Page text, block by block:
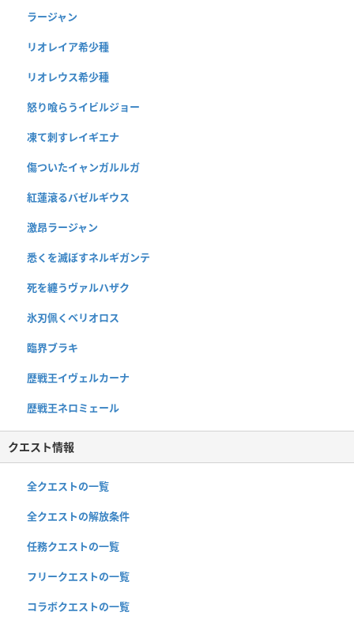
ラージャン
リオレイア希少種
リオレウス希少種
怒り喰らうイビルジョー
凍て刺すレイギエナ
傷ついたイャンガルルガ
紅蓮滾るバゼルギウス
激昂ラージャン
悉くを滅ぼすネルギガンテ
死を纏うヴァルハザク
氷刃佩くベリオロス
臨界ブラキ
歴戦王イヴェルカーナ
歴戦王ネロミェール
クエスト情報
全クエストの一覧
全クエストの解放条件
任務クエストの一覧
フリークエストの一覧
コラボクエストの一覧